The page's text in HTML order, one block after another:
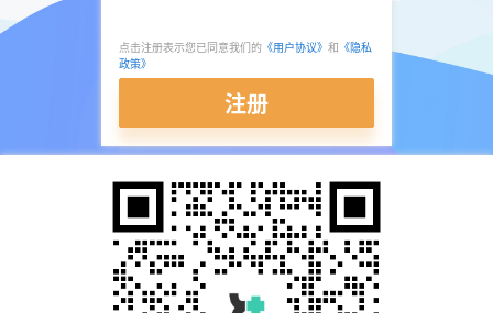
点击注册表示您已同意我们的 《用户协议》 和 《隐私
政策》
注册